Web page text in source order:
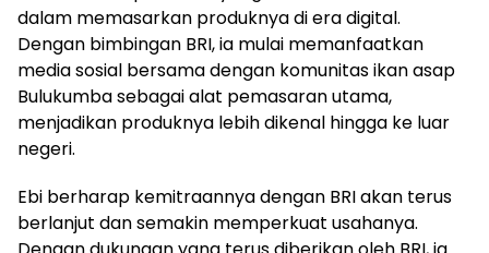
dalam memasarkan produknya di era digital.
Dengan bimbingan BRI, ia mulai memanfaatkan
media sosial bersama dengan komunitas ikan asap
Bulukumba sebagai alat pemasaran utama,
menjadikan produknya lebih dikenal hingga ke luar
negeri.
Ebi berharap kemitraannya dengan BRI akan terus
berlanjut dan semakin memperkuat usahanya.